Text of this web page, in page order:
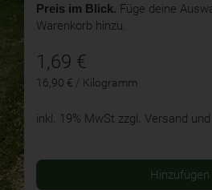
Preis im Blick. Füge deine
Warenkorb hinzu.
1,69 €
16,90 € / Kilogramm
inkl. 19% MwSt zzgl. Versand
Hinzufügen